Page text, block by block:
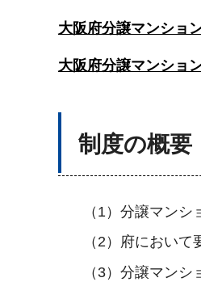
大阪府分譲マンショ
大阪府分譲マンショ
制度の概要
（1）分譲マン
（2）府におい
（3）分譲マン